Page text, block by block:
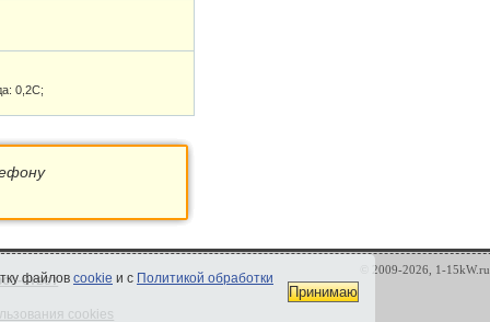
0,2C;
© 2009-2026, 1-15kW.ru
ответ
cookies
файлов cookie и с Политикой обработки